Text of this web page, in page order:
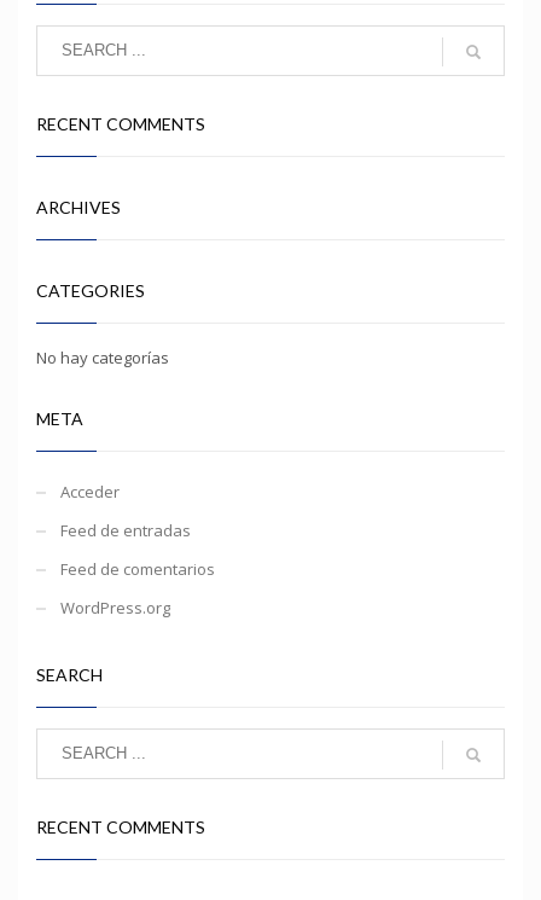
RECENT COMMENTS
ARCHIVES
CATEGORIES
No hay categorías
META
Acceder
Feed de entradas
Feed de comentarios
WordPress.org
SEARCH
RECENT COMMENTS